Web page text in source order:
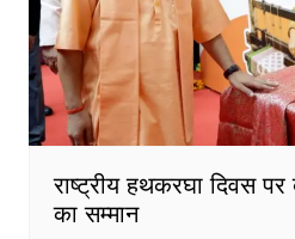
राष्ट्रीय हथकरघा दिवस
का सम्मान